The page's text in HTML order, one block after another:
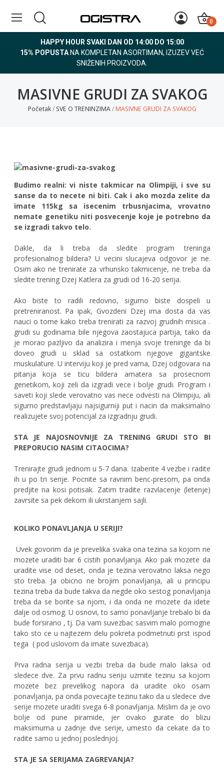
0
HAPPY HOUR SVAKI DAN OD 14:00 DO 15:00
15% POPUSTA NA KOMPLETAN ASORTIMAN, IZUZEV VEĆ
SNIŽENIH PROIZVODA.
MASIVNE GRUDI ZA SVAKOG
Početak SVE O TRENINZIMA MASIVNE GRUDI ZA SVAKOG
Budimo realni: vi niste takmicar na Olimpiji, i sve su
sanse da to necete ni biti. Cak i ako mozda zelite da
imate 115kg sa isecenim trbusnjacima, vrovatno
nemate genetiku niti posvecenje koje je potrebno da
se izgradi takvo telo.
Dakle, da li treba da sledite program treninga
profesionalnog bildera? U vecini slucajeva odgovor je ne.
Osim ako ne trenirate za vrhunsko takmicenje, ne treba da
sledite trening Dzej Katlera za grudi od 16-20 serija.
Ako biste to radili redovno, sigurno biste dospeli u
pretreniranost. Pa ipak, Gvozdeni Dzej ima dosta da vas
nauci o tome kako treba trenirati za razvoj grudnih misica .
grudi su godinama bile njegova zaostajuca partija, tako da
je morao pazljivo da analizira i menja svoje treninge da bi
doveo grudi u sklad sa ostatkom njegove gigantske
muskulature. U interviju koji je pred vama, Dzej odgovara na
pitanja koja se ticu bildera amatera sa prosecnom
genetikom, koji zeli da izgradi vece i bolje grudi. Program i
saveti koji slede verovatno vas nece odvesti na Olimpiju, ali
sigurno predstavljaju najsigurniji put i nacin da maksimalno
realizujete svoj potencijal za izgradnju grudi.
STA JE NAJOSNOVNIJE ZA TRENING GRUDI STO BI
PREPORUCIO NASIM CITAOCIMA?
Trenirajte grudi jednom u 5-7 dana. Izaberite 4 vezbe i radite
ih u po tri serije. Pocnite sa ravnim benc-presom, pa onda
predjite na kosi potisak. Zatim tradite razvlacenje (letenje)
zavrsite sa pek dekom ili ukrstanjem sajli.
KOLIKO PONAVLJANJA U SERIJI?
Uvek govorim da je prevelika svaka ona tezina sa kojom ne
mozete uraditi bar 6 cistih ponavljanja. Ako pak mozete da
uradite vise od deset, onda je tezina verovatno laksa nego
sto treba. Ja obicno ne brojim ponavljanja, ali u principu
tezina treba da bude takva da negde oko sestog ponavljanja
treba da se borite sa njom, i da onda ne mozete da idete
dalje od osmog. U osnovi, to samo ponavljanje trebalo bi da
bude forsirano , tj. Da vam suvezbac sasvim malo pomogne
tako sto ce u najtezem delu pokreta podmetnuti prst ispod
tega ( pod uslovom da imate suvezbaca).
Prva radna serija u vezbi treba da bude malo laksa od
sledece dve. Za prvu radnu seriju uzmite tezinu sa kojom
mozete bez prevelikog napora da uradite oko osam
ponavljanja, pa onda povecajte tezinu tako da u sledece dve
serije mozete uraditi svega 6-8 ponavljanja. Mislim da je ovo
bolje od pune piramide, jer ovako gurate do blizu
maksimuma u zadnje dve serije, umesto da cekate da to
radite samo u jednoj poslednjoj.
STA JE SA SERIJAMA ZAGREVANJA?